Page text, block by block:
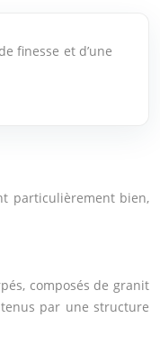
finesse et d’une
particulièrement bien,
composés de granit
par une structure